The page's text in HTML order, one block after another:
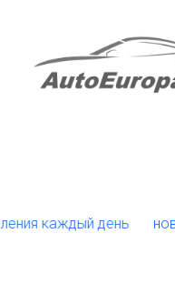
каждый день новый